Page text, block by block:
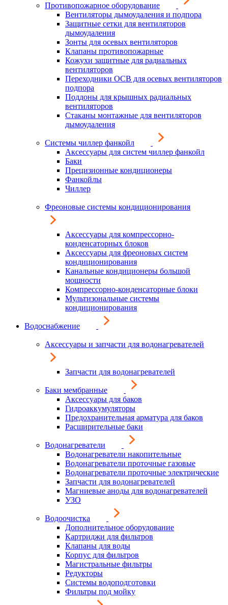
Противопожарное оборудование
Вентиляторы дымоудаления и подпора
Защитные сетки для вентиляторов
дымоудаления
Зонты для осевых вентиляторов
Клапаны противопожарные
Кожухи защитные для радиальных
вентиляторов
Переходники ОСВ для осевых вентиляторов
подпора
Поддоны для крышных радиальных
вентиляторов
Стаканы монтажные для вентиляторов
дымоудаления
Системы чиллер фанкойл
Аксессуары для систем чиллер фанкойл
Баки
Прецизионные кондиционеры
Фанкойлы
Чиллер
Фреоновые системы кондиционирования
Аксессуары для компрессорно-
конденсаторных блоков
Аксессуары для фреоновых систем
кондиционирования
Канальные кондиционеры большой
мощности
Компрессорно-конденсаторные блоки
Мультизональные системы
кондиционирования
Водоснабжение
Аксессуары и запчасти для водонагревателей
Запчасти для водонагревателей
Баки мембранные
Аксессуары для баков
Гидроаккумуляторы
Предохранительная арматура для баков
Расширительные баки
Водонагреватели
Водонагреватели накопительные
Водонагреватели проточные газовые
Водонагреватели проточные электрические
Запчасти для водонагревателей
Магниевые аноды для водонагревателей
УЗО
Водоочистка
Дополнительное оборудование
Картриджи для фильтров
Клапаны для воды
Корпус для фильтров
Магистральные фильтры
Редукторы
Системы водоподготовки
Фильтры под мойку